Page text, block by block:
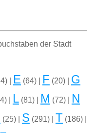
der Stadt
| E (64) | F (20) | G
| L(81) | M (72) | N
(25) | S (291) | T (186) |